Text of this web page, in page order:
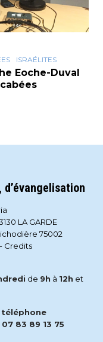
ISRAÉLITES
Eoche-Duval
LA GARDE
75002
- Credits
de 9h à 12h et
07 83 89 13 75